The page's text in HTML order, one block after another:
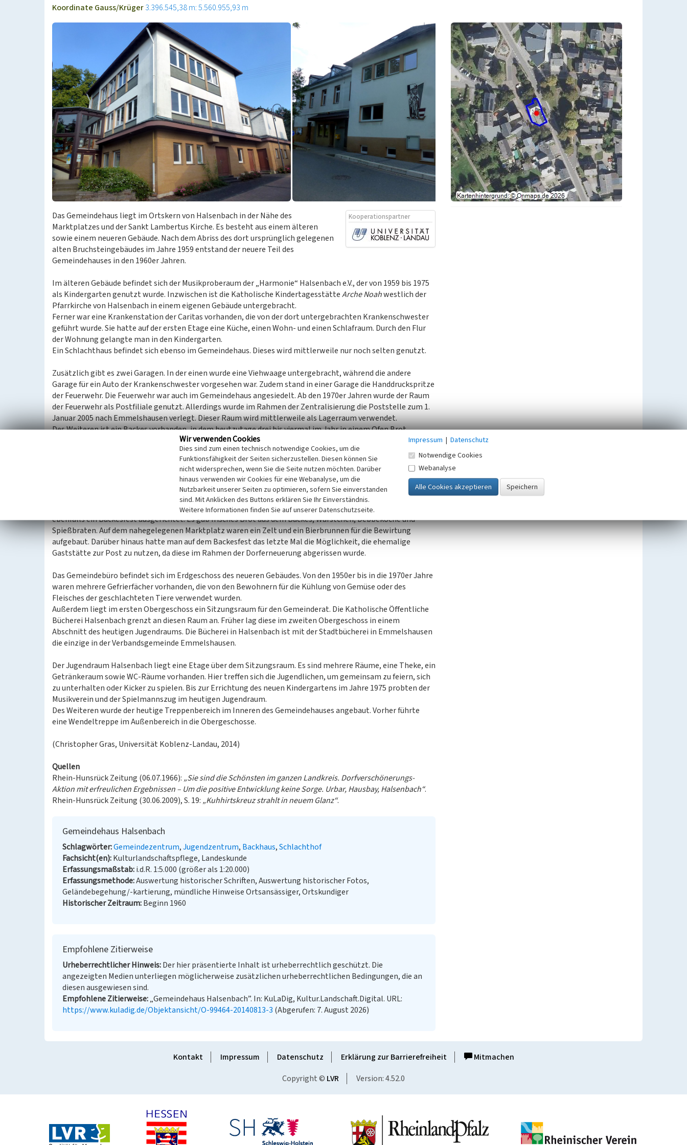
Koordinate Gauss/Krüger3.396.545,38 m: 5.560.955,93 m
Kooperationspartner
Das Gemeindehaus liegt im Ortskern von Halsenbach in der Nähe des
Marktplatzes und der Sankt Lambertus Kirche. Es besteht aus einem älteren
sowie einem neueren Gebäude. Nach dem Abriss des dort ursprünglich gelegenen
alten Bruchsteingebäudes im Jahre 1959 entstand der neuere Teil des
Gemeindehauses in den 1960er Jahren.
Im älteren Gebäude befindet sich der Musikproberaum der „Harmonie“ Halsenbach e.V., der von 1959 bis 1975
als Kindergarten genutzt wurde. Inzwischen ist die Katholische KindertagesstätteArche Noahwestlich der
Pfarrkirche von Halsenbach in einem eigenen Gebäude untergebracht.
Ferner war eine Krankenstation der Caritas vorhanden, die von der dort untergebrachten Krankenschwester
geführt wurde. Sie hatte auf der ersten Etage eine Küche, einen Wohn- und einen Schlafraum. Durch den Flur
der Wohnung gelangte man in den Kindergarten.
Ein Schlachthaus befindet sich ebenso im Gemeindehaus. Dieses wird mittlerweile nur noch selten genutzt.
Zusätzlich gibt es zwei Garagen. In der einen wurde eine Viehwaage untergebracht, während die andere
Garage für ein Auto der Krankenschwester vorgesehen war. Zudem stand in einer Garage die Handdruckspritze
der Feuerwehr. Die Feuerwehr war auch im Gemeindehaus angesiedelt. Ab den 1970er Jahren wurde der Raum
der Feuerwehr als Postfiliale genutzt. Allerdings wurde im Rahmen der Zentralisierung die Poststelle zum 1.
Januar 2005 nach Emmelshausen verlegt. Dieser Raum wird mittlerweile als Lagerraum verwendet.
Des Weiteren ist ein Backes vorhanden, in dem heutzutage drei bis viermal im Jahr in einem Ofen Brot
gebacken wird. Die Bewohner stellten den Teig für das Brot selbst her, um es schließlich in zwei Öfen zu
backen. Um den zeitlichen Ablauf zu koordinieren, wurden Lose gezogen. Derjenige, der als erstes sein Brot
backen konnte, musste für das Anheizen des Ofens mehr Holz verwenden als diejenigen, die erst danach den
Ofen benutzten. Ein zweiter Ofen ist im Backes inzwischen nicht mehr vorhanden. Dieser ehemalige Bereich
2009 wurde nach elfjähriger Pause wieder ein Backesfest auf dem Marktplatz veranstaltet. 2014 wurde
ebenfalls ein Backesfest ausgerichtet. Es gab frisches Brot aus dem Backes, Würstchen, Debbekoche und
Spießbraten. Auf dem nahegelegenen Marktplatz waren ein Zelt und ein Bierbrunnen für die Bewirtung
aufgebaut. Darüber hinaus hatte man auf dem Backesfest das letzte Mal die Möglichkeit, die ehemalige
Gaststätte zur Post zu nutzen, da diese im Rahmen der Dorferneuerung abgerissen wurde.
Das Gemeindebüro befindet sich im Erdgeschoss des neueren Gebäudes. Von den 1950er bis in die 1970er Jahre
waren mehrere Gefrierfächer vorhanden, die von den Bewohnern für die Kühlung von Gemüse oder des
Fleisches der geschlachteten Tiere verwendet wurden.
Außerdem liegt im ersten Obergeschoss ein Sitzungsraum für den Gemeinderat. Die Katholische Öffentliche
Bücherei Halsenbach grenzt an diesen Raum an. Früher lag diese im zweiten Obergeschoss in einem
Abschnitt des heutigen Jugendraums. Die Bücherei in Halsenbach ist mit der Stadtbücherei in Emmelshausen
die einzige in der Verbandsgemeinde Emmelshausen.
Der Jugendraum Halsenbach liegt eine Etage über dem Sitzungsraum. Es sind mehrere Räume, eine Theke, ein
Getränkeraum sowie WC-Räume vorhanden. Hier treffen sich die Jugendlichen, um gemeinsam zu feiern, sich
zu unterhalten oder Kicker zu spielen. Bis zur Errichtung des neuen Kindergartens im Jahre 1975 probten der
Musikverein und der Spielmannszug im heutigen Jugendraum.
Des Weiteren wurde der heutige Treppenbereich im Inneren des Gemeindehauses angebaut. Vorher führte
eine Wendeltreppe im Außenbereich in die Obergeschosse.
(Christopher Gras, Universität Koblenz-Landau, 2014)
Quellen
Rhein-Hunsrück Zeitung (06.07.1966): „Sie sind die Schönsten im ganzen Landkreis. Dorfverschönerungs-
Aktion mit erfreulichen Ergebnissen – Um die positive Entwicklung keine Sorge. Urbar, Hausbay, Halsenbach“.
Rhein-Hunsrück Zeitung (30.06.2009), S. 19: „Kuhhirtskreuz strahlt in neuem Glanz“.
Gemeindehaus Halsenbach
Schlagwörter Gemeindezentrum Jugendzentrum Backhaus Schlachthof
Fachsicht(en) Kulturlandschaftspflege, Landeskunde
Erfassungsmaßstab i.d.R. 1:5.000 (größer als 1:20.000)
Erfassungsmethode Auswertung historischer Schriften, Auswertung historischer Fotos,
Geländebegehung/-kartierung, mündliche Hinweise Ortsansässiger, Ortskundiger
Historischer Zeitraum Beginn 1960
Empfohlene Zitierweise
Urheberrechtlicher Hinweis Der hier präsentierte Inhalt ist urheberrechtlich geschützt. Die
angezeigten Medien unterliegen möglicherweise zusätzlichen urheberrechtlichen Bedingungen, die an
diesen ausgewiesen sind.
Empfohlene Zitierweise „Gemeindehaus Halsenbach”. In: KuLaDig, Kultur.Landschaft.Digital. URL:
https://www.kuladig.de/Objektansicht/O-99464-20140813-3 (Abgerufen: 7. August 2026)
Kontakt Impressum Datenschutz Erklärung zur Barrierefreiheit
Mitmachen
Copyright © LVR Version: 4.52.0
Wir verwenden Cookies
Dies sind zum einen technisch notwendige Cookies, um die
Funktionsfähigkeit der Seiten sicherzustellen. Diesen können Sie
nicht widersprechen, wenn Sie die Seite nutzen möchten. Darüber
hinaus verwenden wir Cookies für eine Webanalyse, um die
Nutzbarkeit unserer Seiten zu optimieren, sofern Sie einverstanden
sind. Mit Anklicken des Buttons erklären Sie Ihr Einverständnis.
Weitere Informationen finden Sie auf unserer Datenschutzseite.
Impressum | Datenschutz
Notwendige Cookies
Webanalyse